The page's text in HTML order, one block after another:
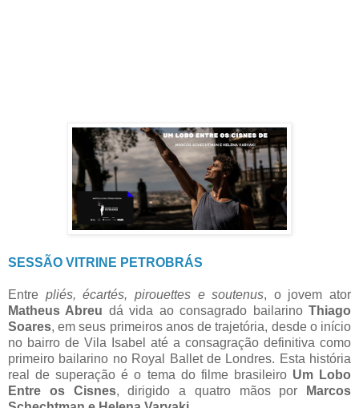
SESSÃO VITRINE PETROBRÁS
Entre pliés, écartés, pirouettes e soutenus, o jovem ator
Matheus Abreu dá vida ao consagrado bailarinoThiago
Soares, em seus primeiros anos de trajetória, desde o início
no bairro de Vila Isabel até a consagração definitiva como
primeiro bailarino no Royal Ballet de Londres. Esta história
real de superação é o tema do filme brasileiroUm Lobo
Entre os Cisnes, dirigido a quatro mãos por
Marcos